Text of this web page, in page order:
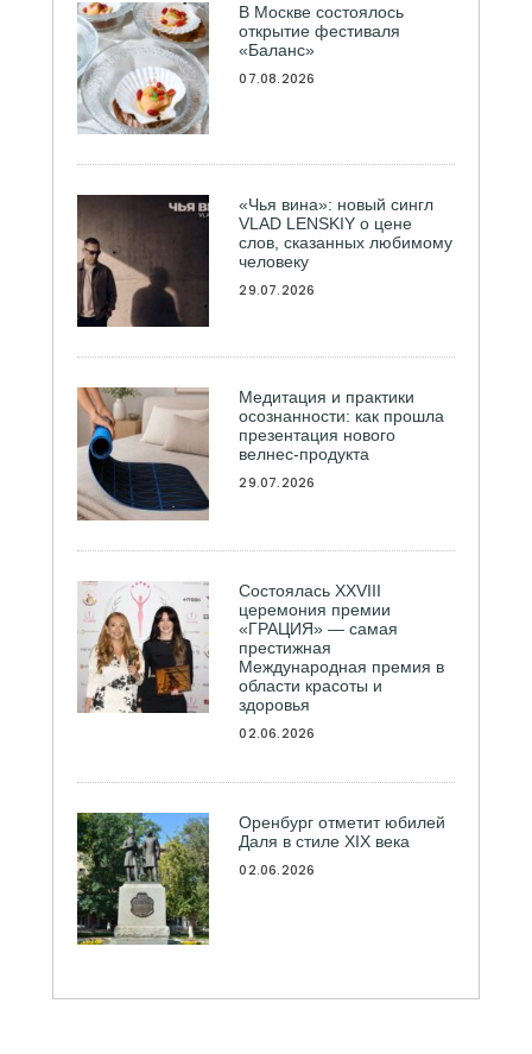
В Москве состоялось
открытие фестиваля
«Баланс»
07.08.2026
«Чья вина»: новый сингл
VLAD LENSKIY о цене
слов, сказанных любимому
человеку
29.07.2026
Медитация и практики
осознанности: как прошла
презентация нового
велнес-продукта
29.07.2026
Состоялась ХXVIII
церемония премии
«ГРАЦИЯ» — самая
престижная
Международная премия в
области красоты и
здоровья
02.06.2026
Оренбург отметит юбилей
Даля в стиле XIX века
02.06.2026